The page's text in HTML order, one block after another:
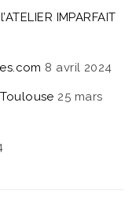
IMPARFAIT
8 avril 2024
25 mars